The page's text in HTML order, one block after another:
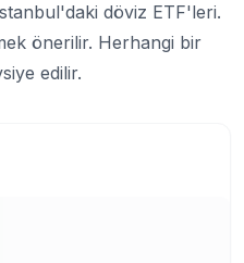
döviz ETF'leri.
önerilir. Herhangi bir
edilir.